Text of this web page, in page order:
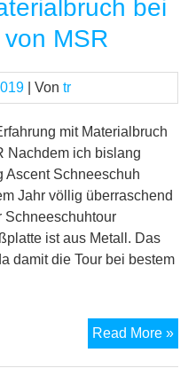
bei
MSR
| Von tr
mit Materialbruch
Nachdem ich bislang
Ascent Schneeschuh
Jahr völlig überraschend
Schneeschuhtour
ist aus Metall. Das
damit die Tour bei bestem
Read More »